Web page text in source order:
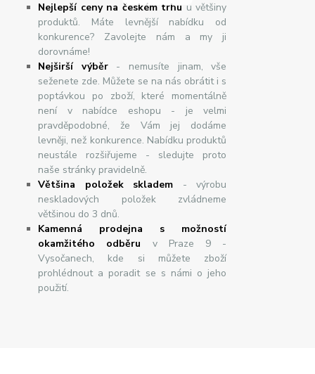
Nejlepší ceny na českém trhu u většiny
produktů. Máte levnější nabídku od
konkurence? Zavolejte nám a my ji
dorovnáme!
Nejširšívýběr- nemusíte jinam, vše
seženete zde. Můžete se na nás obrátit i s
poptávkou po zboží, které momentálně
není v nabídce eshopu - je velmi
pravděpodobné, že Vám jej dodáme
levněji, než konkurence. Nabídku produktů
neustále rozšiřujeme - sledujte proto
naše stránky pravidelně.
Většina položek skladem - výrobu
neskladových položek zvládneme
většinou do 3 dnů.
Kamenná prodejna s možností
okamžitého odběru v Praze 9 -
Vysočanech, kde si můžete zboží
prohlédnout a poradit se s námi o jeho
použití.